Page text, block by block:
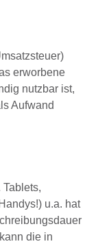
erworbene
nutzbar ist,
Aufwand
u.a. hat
die in